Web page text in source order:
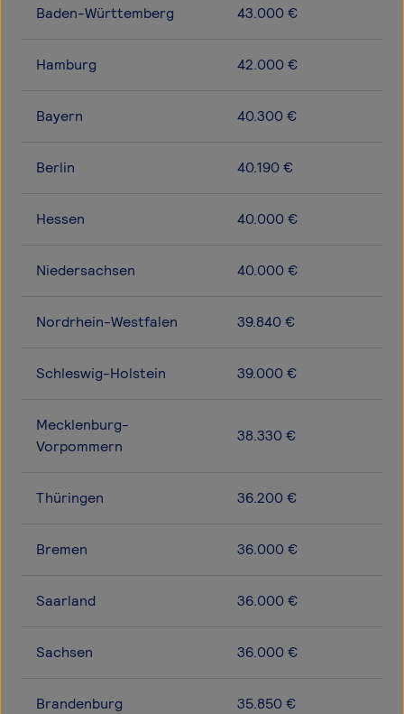
Baden-Württemberg 43.000 €
Hamburg 42.000 €
Bayern 40.300 €
Berlin 40.190 €
Hessen 40.000 €
Niedersachsen 40.000 €
Nordrhein-Westfalen 39.840 €
Schleswig-Holstein 39.000 €
Mecklenburg-
Vorpommern
38.330 €
Thüringen 36.200 €
Bremen 36.000 €
Saarland 36.000 €
Sachsen 36.000 €
Brandenburg 35.850 €